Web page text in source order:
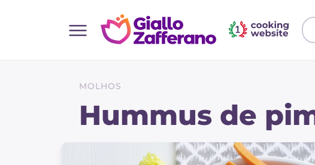
Todas as receitas
Pratos principais
MOLHOS
Hummus de